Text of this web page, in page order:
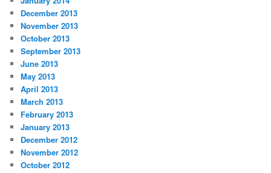
December 2013
November 2013
October 2013
September 2013
June 2013
May 2013
April 2013
March 2013
February 2013
January 2013
December 2012
November 2012
October 2012